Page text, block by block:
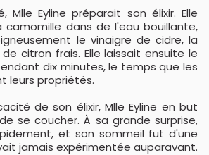
Mlle Eyline préparait son élixir. Elle
camomille dans de l'eau bouillante,
le vinaigre de cidre, la
citron frais. Elle laissait ensuite le
dix minutes, le temps que les
leurs propriétés.
de son élixir, Mlle Eyline en but
se coucher. À sa grande surprise,
et son sommeil fut d'une
jamais expérimentée auparavant.